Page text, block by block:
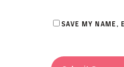
SAVE MY NAME,